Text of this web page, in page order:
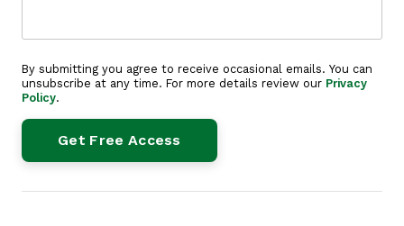
By submitting you agree to receive occasional emails. You can
unsubscribe at any time. For more details review our Privacy
Policy.